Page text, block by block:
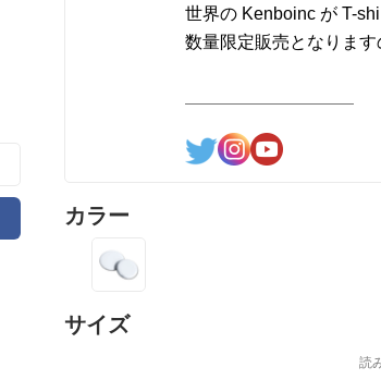
世界の Kenboinc が T-
数量限定販売となりま
カラー
サイズ